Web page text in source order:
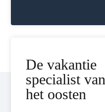
De vakantie
specialist van
het oosten